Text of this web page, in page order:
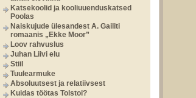
Katsekoolid ja kooliuuenduskatsed
Poolas
Naiskujude ülesandest A. Gailiti
romaanis „Ekke Moor”
Loov rahvuslus
Juhan Liivi elu
Stiil
Tuulearmuke
Absoluutsest ja relatiivsest
Kuidas töötas Tolstoi?